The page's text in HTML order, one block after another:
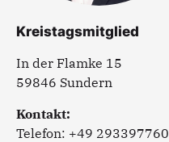
Kreistagsmitglied
In der Flamke 15
59846 Sundern
Kontakt:
Telefon: +49 293397760